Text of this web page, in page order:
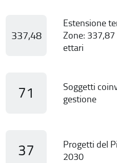
337,48
Estensione
Zone:
ettari
71
Soggetti
gestione
37
Progetti del
2030